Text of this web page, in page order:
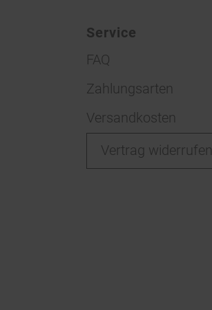
Service
FAQ
Zahlungsarten
Versandkosten
Vertrag widerrufen